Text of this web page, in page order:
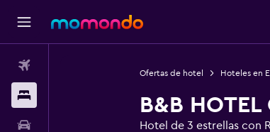
Ofertas de hotel Hoteles en
B&B
Hotel de 3 estrellas con